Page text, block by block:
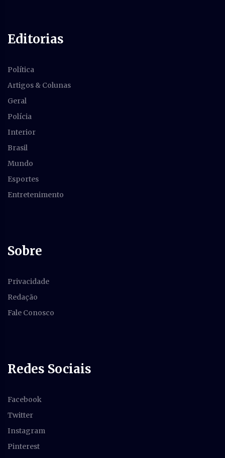
Editorias
Política
Artigos & Colunas
Geral
Polícia
Interior
Brasil
Mundo
Esportes
Entretenimento
Sobre
Privacidade
Redação
Fale Conosco
Redes Sociais
Facebook
Twitter
Instagram
Pinterest